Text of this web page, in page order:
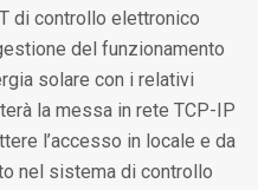
di controllo elettronico
del funzionamento
solare con i relativi
la messa in rete TCP-IP
l’accesso in locale e da
nel sistema di controllo